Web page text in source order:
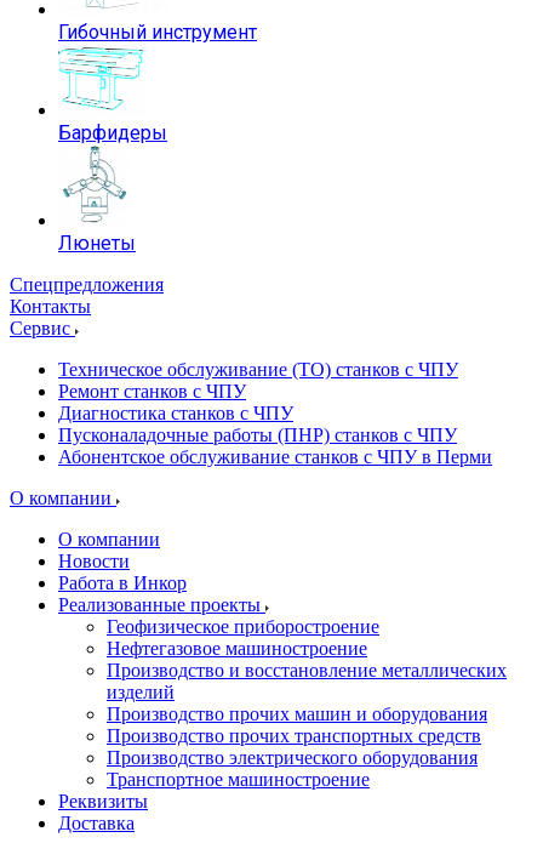
Гибочный инструмент
Барфидеры
Люнеты
Спецпредложения
Контакты
Сервис
Техническое обслуживание (ТО) станков с ЧПУ
Ремонт станков с ЧПУ
Диагностика станков с ЧПУ
Пусконаладочные работы (ПНР) станков с ЧПУ
Абонентское обслуживание станков с ЧПУ в Перми
О компании
О компании
Новости
Работа в Инкор
Реализованные проекты
Геофизическое приборостроение
Нефтегазовое машиностроение
Производство и восстановление металлических
изделий
Производство прочих машин и оборудования
Производство прочих транспортных средств
Производство электрического оборудования
Транспортное машиностроение
Реквизиты
Доставка